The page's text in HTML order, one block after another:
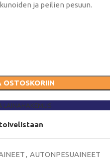
ja peilien pesuun.
OSTOSKORIIN
LAINAHAKEMUS
, AUTONPESUAINEET